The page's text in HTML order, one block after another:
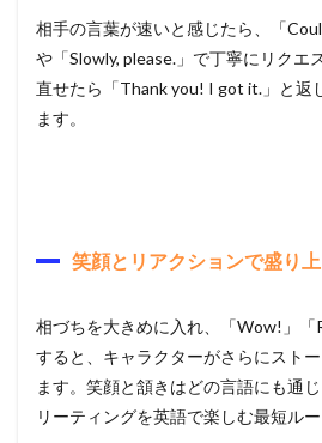
相手の言葉が速いと感じたら、「
や「Slowly, please.」で丁寧にリクエ
直せたら「Thank you! I got it.」と返
ます。
笑顔とリアクションで盛り
相づちを大きめに入れ、「Wow!」「
すると、キャラクターがさらにスト
ます。笑顔と頷きはどの言語にも通
リーティングを英語で楽しむ最短ルー